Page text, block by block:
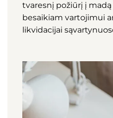
tvaresnį požiūrį į
besaikiam vartojimui
likvidacijai